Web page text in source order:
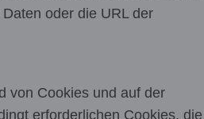
oder die URL der
von Cookies und auf der
erforderlichen Cookies, die